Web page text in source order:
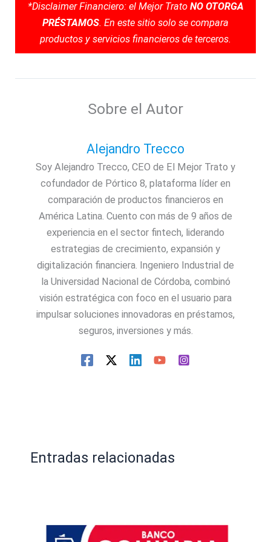
*Disclaimer Financiero: el Mejor Trato NO OTORGA
PRÉSTAMOS. En este sitio solo se compara
productos y servicios financieros de terceros.
Sobre el Autor
Alejandro Trecco
Soy Alejandro Trecco, CEO de El Mejor Trato y
cofundador de Pórtico 8, plataforma líder en
comparación de productos financieros en
América Latina. Cuento con más de 9 años de
experiencia en el sector fintech, liderando
estrategias de crecimiento, expansión y
digitalización financiera. Ingeniero Industrial de
la Universidad Nacional de Córdoba, combinó
visión estratégica con foco en el usuario para
impulsar soluciones innovadoras en préstamos,
seguros, inversiones y más.
Entradas relacionadas